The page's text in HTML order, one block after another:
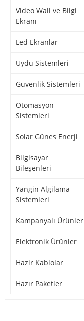
Video Wall ve Bilgi
Ekranı
Led Ekranlar
Uydu Sistemleri
Güvenlik Sistemleri
Otomasyon
Sistemleri
Solar Günes Enerji
Bilgisayar
Bileşenleri
Yangin Algilama
Sistemleri
Kampanyalı Ürünler
Elektronik Ürünler
Hazir Kablolar
Hazır Paketler